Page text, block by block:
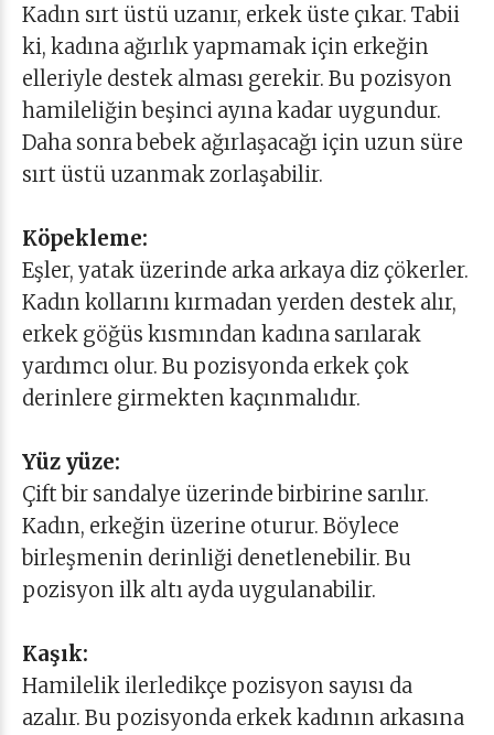
Kadın sırt üstü uzanır, erkek üste çıkar. Tabii
ki, kadına ağırlık yapmamak için erkeğin
elleriyle destek alması gerekir. Bu pozisyon
hamileliğin beşinci ayına kadar uygundur.
Daha sonra bebek ağırlaşacağı için uzun süre
sırt üstü uzanmak zorlaşabilir.
Köpekleme:
Eşler, yatak üzerinde arka arkaya diz çökerler.
Kadın kollarını kırmadan yerden destek alır,
erkek göğüs kısmından kadına sarılarak
yardımcı olur. Bu pozisyonda erkek çok
derinlere girmekten kaçınmalıdır.
Yüz yüze:
Çift bir sandalye üzerinde birbirine sarılır.
Kadın, erkeğin üzerine oturur. Böylece
birleşmenin derinliği denetlenebilir. Bu
pozisyon ilk altı ayda uygulanabilir.
Kaşık:
Hamilelik ilerledikçe pozisyon sayısı da
azalır. Bu pozisyonda erkek kadının arkasına